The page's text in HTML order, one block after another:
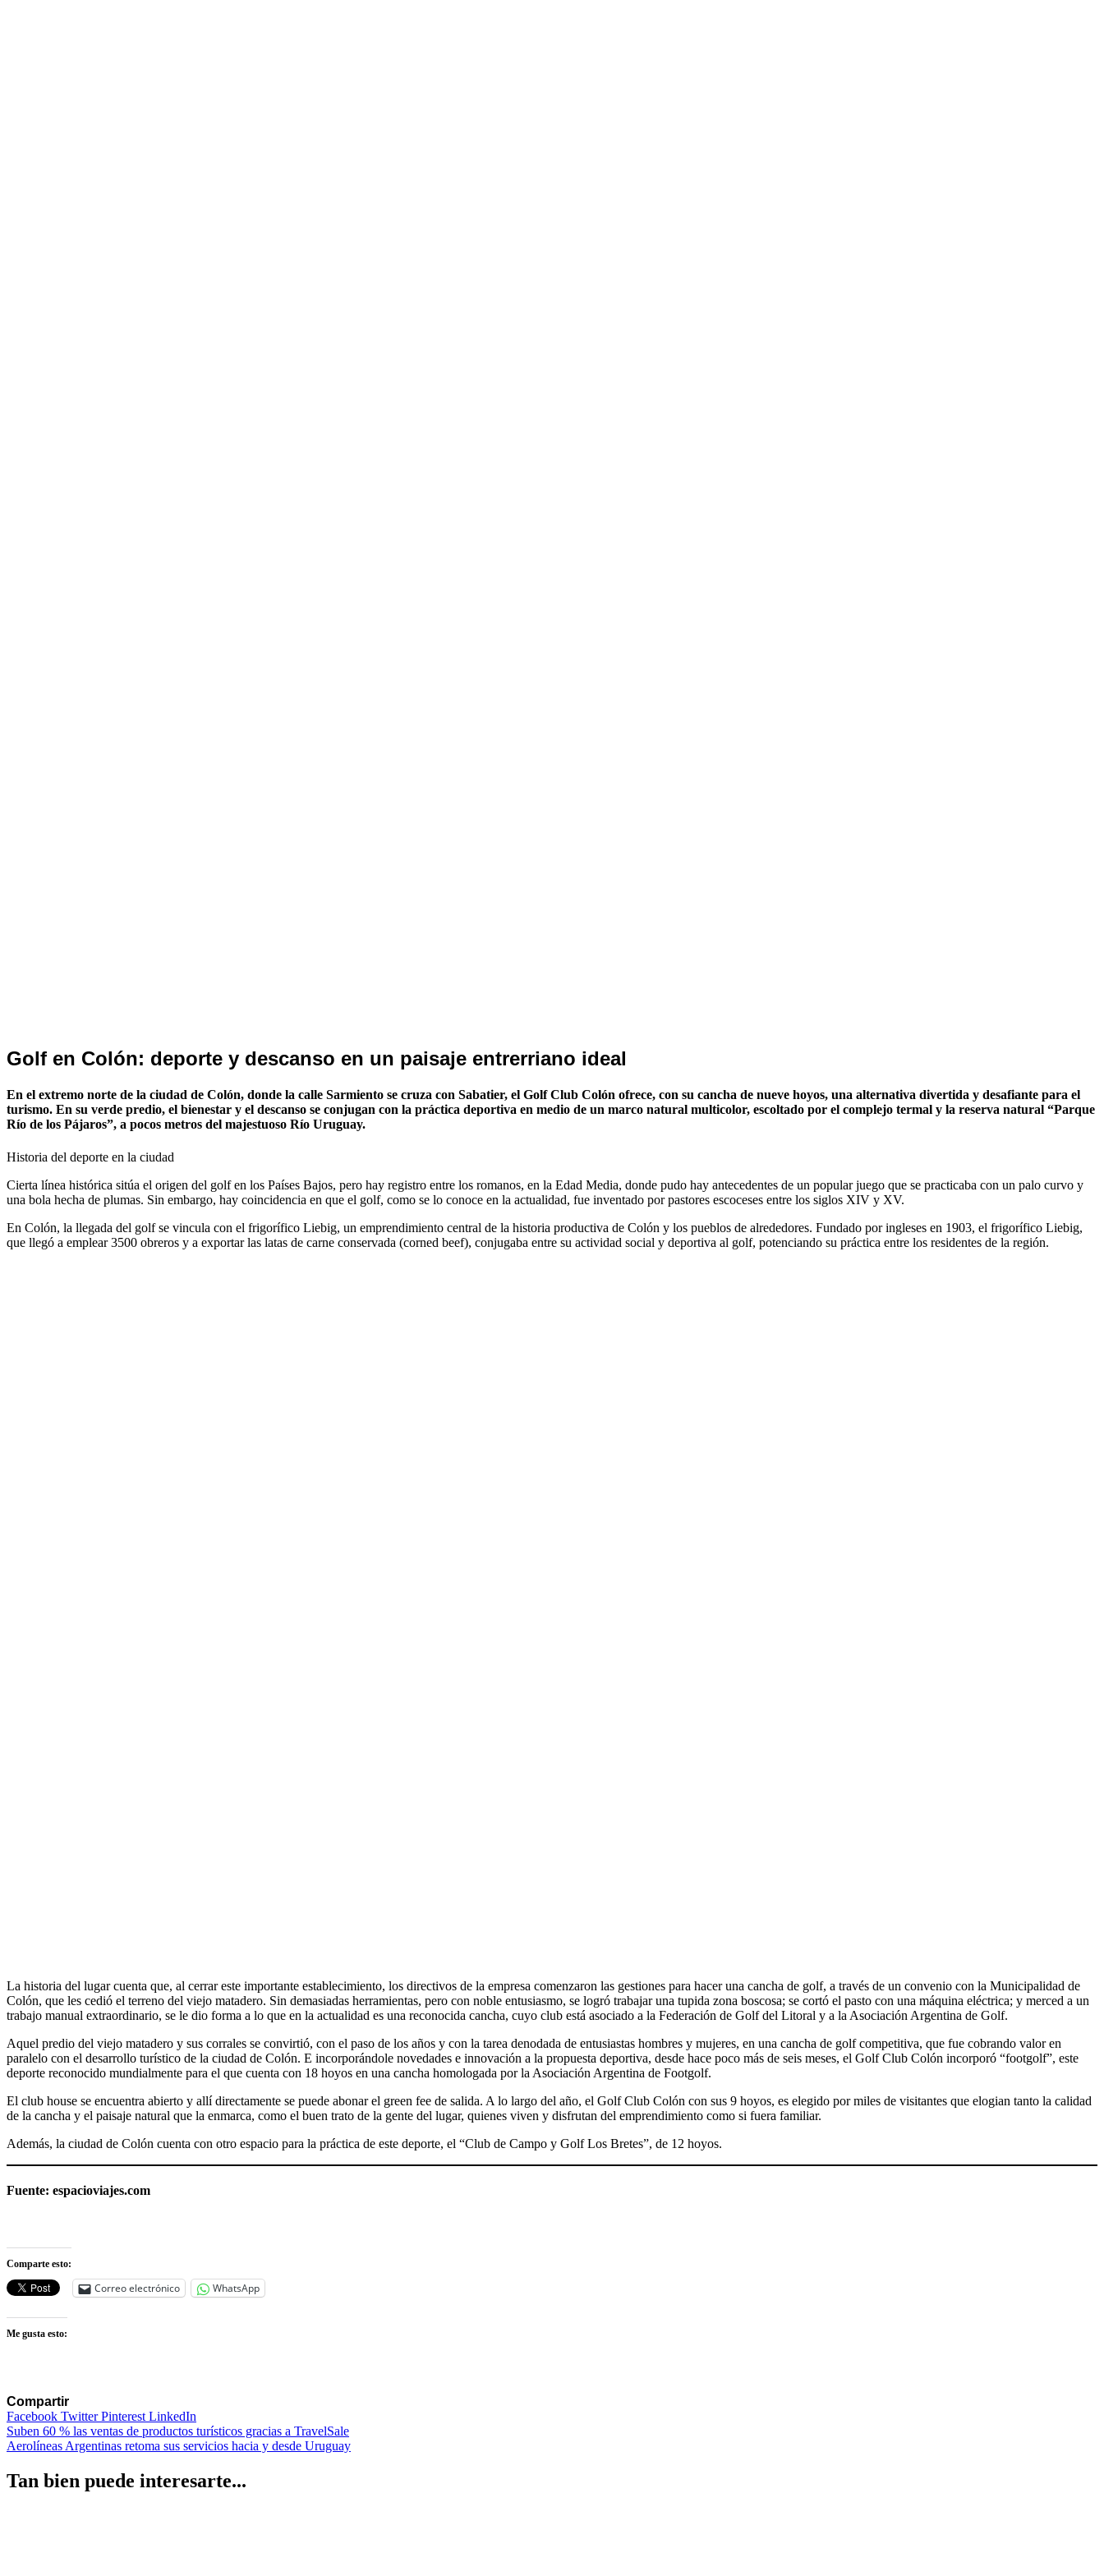
Ultimas
Noticias
Golf en Colón: deporte y descanso en un paisaje entrerriano ideal
En el extremo norte de la ciudad de Colón, donde la calle Sarmiento se cruza con Sabatier, el Golf Club Colón ofrece, con su cancha de nueve hoyos, una alternativa divertida y desafiante para el
turismo. En su verde predio, el bienestar y el descanso se conjugan con la práctica deportiva en medio de un marco natural multicolor, escoltado por el complejo termal y la reserva natural “Parque
Río de los Pájaros”, a pocos metros del majestuoso Río Uruguay.
Historia del deporte en la ciudad
Cierta línea histórica sitúa el origen del golf en los Países Bajos, pero hay registro entre los romanos, en la Edad Media, donde pudo hay antecedentes de un popular juego que se practicaba con un palo curvo y
una bola hecha de plumas. Sin embargo, hay coincidencia en que el golf, como se lo conoce en la actualidad, fue inventado por pastores escoceses entre los siglos XIV y XV.
En Colón, la llegada del golf se vincula con el frigorífico Liebig, un emprendimiento central de la historia productiva de Colón y los pueblos de alrededores. Fundado por ingleses en 1903, el frigorífico Liebig,
que llegó a emplear 3500 obreros y a exportar las latas de carne conservada (corned beef), conjugaba entre su actividad social y deportiva al golf, potenciando su práctica entre los residentes de la región.
La historia del lugar cuenta que, al cerrar este importante establecimiento, los directivos de la empresa comenzaron las gestiones para hacer una cancha de golf, a través de un convenio con la Municipalidad de
Colón, que les cedió el terreno del viejo matadero. Sin demasiadas herramientas, pero con noble entusiasmo, se logró trabajar una tupida zona boscosa; se cortó el pasto con una máquina eléctrica; y merced a un
trabajo manual extraordinario, se le dio forma a lo que en la actualidad es una reconocida cancha, cuyo club está asociado a la Federación de Golf del Litoral y a la Asociación Argentina de Golf.
Aquel predio del viejo matadero y sus corrales se convirtió, con el paso de los años y con la tarea denodada de entusiastas hombres y mujeres, en una cancha de golf competitiva, que fue cobrando valor en
paralelo con el desarrollo turístico de la ciudad de Colón. E incorporándole novedades e innovación a la propuesta deportiva, desde hace poco más de seis meses, el Golf Club Colón incorporó “footgolf”, este
deporte reconocido mundialmente para el que cuenta con 18 hoyos en una cancha homologada por la Asociación Argentina de Footgolf.
El club house se encuentra abierto y allí directamente se puede abonar el green fee de salida. A lo largo del año, el Golf Club Colón con sus 9 hoyos, es elegido por miles de visitantes que elogian tanto la calidad
de la cancha y el paisaje natural que la enmarca, como el buen trato de la gente del lugar, quienes viven y disfrutan del emprendimiento como si fuera familiar.
Además, la ciudad de Colón cuenta con otro espacio para la práctica de este deporte, el “Club de Campo y Golf Los Bretes”, de 12 hoyos.
Fuente: espacioviajes.com
Comparte esto:
Correo electrónico WhatsApp
Me gusta esto:
Compartir
Facebook TwitterPinterest LinkedIn
Navegación
de
entradas
Suben 60 % las ventas de productos turísticos gracias a TravelSale
Aerolíneas Argentinas retoma sus servicios hacia y desde Uruguay
Tan bien puede interesarte...